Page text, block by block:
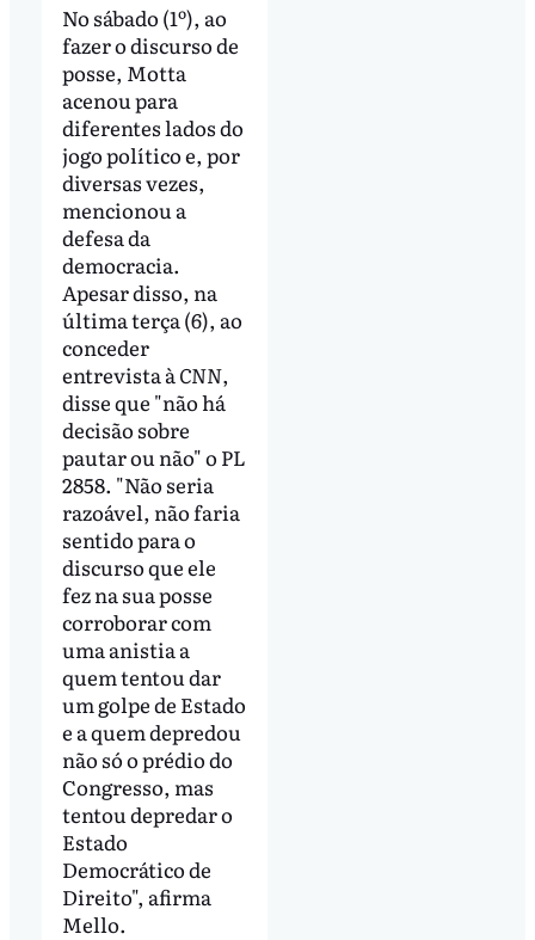
No sábado (1º), ao
fazer o discurso de
posse, Motta
acenou para
diferentes lados do
jogo político e, por
diversas vezes,
mencionou a
defesa da
democracia.
Apesar disso, na
última terça (6), ao
conceder
entrevista à CNN,
disse que "não há
decisão sobre
pautar ou não" o PL
2858. "Não seria
razoável, não faria
sentido para o
discurso que ele
fez na sua posse
corroborar com
uma anistia a
quem tentou dar
um golpe de Estado
e a quem depredou
não só o prédio do
Congresso, mas
tentou depredar o
Estado
Democrático de
Direito", afirma
Mello.